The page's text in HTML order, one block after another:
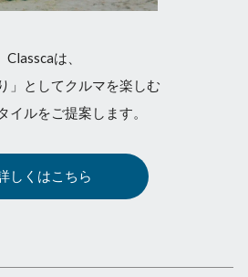
Classcaは、
」としてクルマを楽しむ
イルをご提案します。
しくはこちら